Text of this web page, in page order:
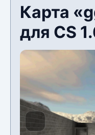
Карта
для CS